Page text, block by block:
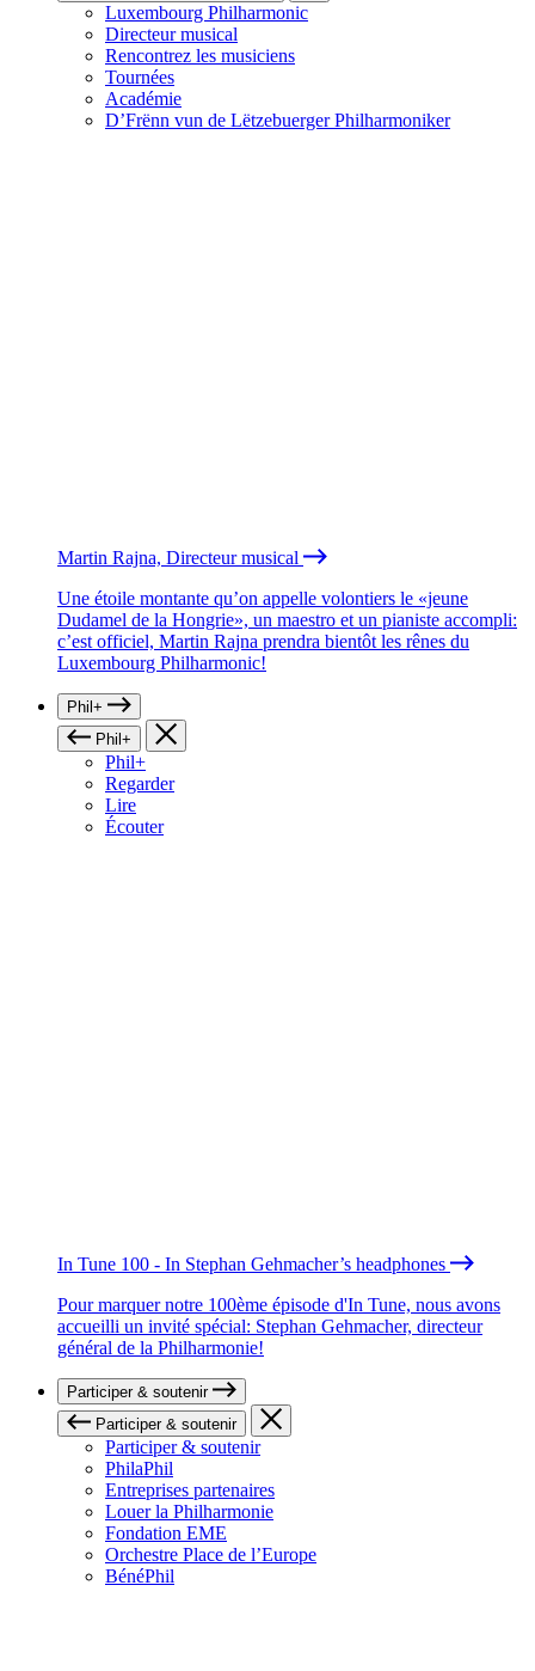
Luxembourg Philharmonic
Directeur musical
Rencontrez les musiciens
Tournées
Académie
D’Frënn vun de Lëtzebuerger Philharmoniker
Martin Rajna, Directeur musical
Une étoile montante qu’on appelle volontiers le «jeune
Dudamel de la Hongrie», un maestro et un pianiste accompli:
c’est officiel, Martin Rajna prendra bientôt les rênes du
Luxembourg Philharmonic!
Phil+
Phil+
Phil+
Regarder
Lire
Écouter
In Tune 100 - In Stephan Gehmacher’s headphones
Pour marquer notre 100ème épisode d'In Tune, nous avons
accueilli un invité spécial: Stephan Gehmacher, directeur
général de la Philharmonie!
Participer & soutenir
Participer & soutenir
Participer & soutenir
PhilaPhil
Entreprises partenaires
Louer la Philharmonie
Fondation EME
Orchestre Place de l’Europe
BénéPhil